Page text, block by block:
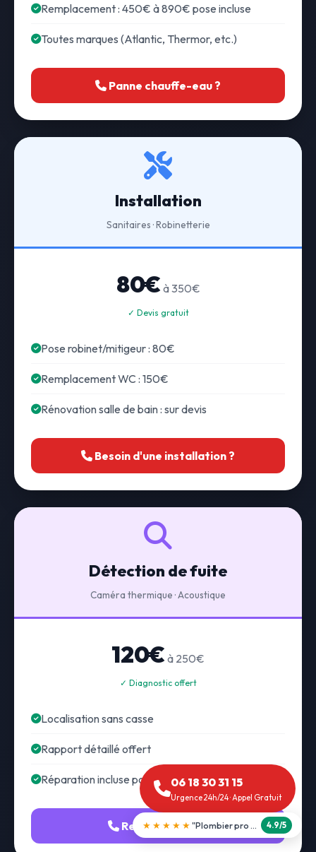
Remplacement : 450€ à 890€ pose incluse
Toutes marques (Atlantic, Thermor, etc.)
Panne chauffe-eau ?
Installation
Sanitaires · Robinetterie
80€ à 350€
✓ Devis gratuit
Pose robinet/mitigeur : 80€
Remplacement WC : 150€
Rénovation salle de bain : sur devis
Besoin d'une installation ?
Détection de fuite
Caméra thermique · Acoustique
120€ à 250€
✓ Diagnostic offert
Localisation sans casse
Rapport détaillé offert
Réparation incluse possible
Recherche fuite
06 18 30 31 15
Urgence 24h/24 · Appel Gratuit
★★★★★ "Débouchage WC en 30 min" 5.0/5